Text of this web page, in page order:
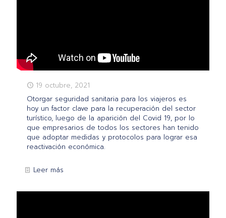
19 octubre, 2021
Otorgar seguridad sanitaria para los viajeros es
hoy un factor clave para la recuperación del sector
turístico, luego de la aparición del Covid 19, por lo
que empresarios de todos los sectores han tenido
que adoptar medidas y protocolos para lograr esa
reactivación económica.
Leer más